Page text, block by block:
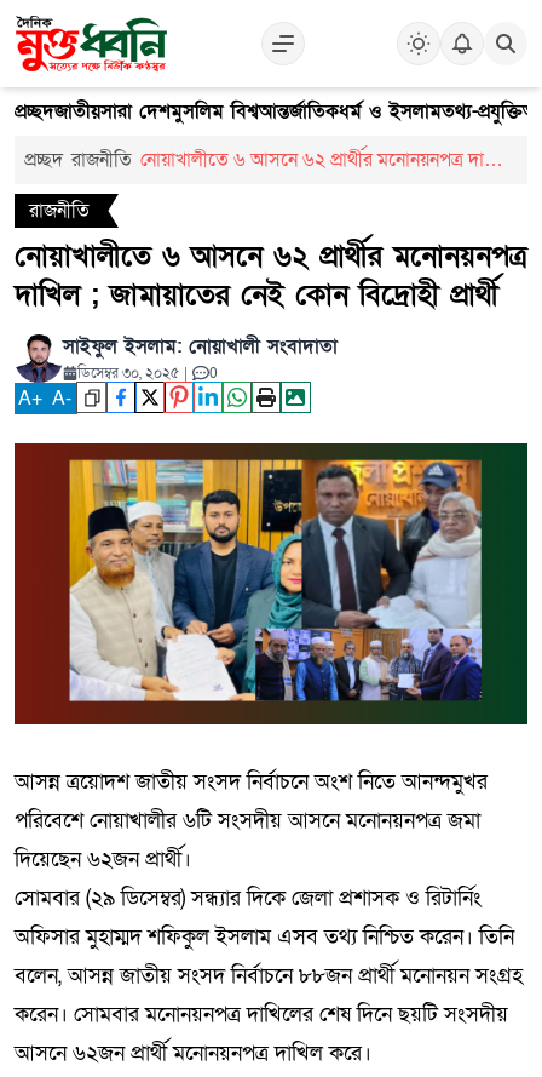
প্রচ্ছদজাতীয়সারা দেশমুসলিম বিশ্বআন্তর্জাতিকধর্ম ও ইসলামতথ্য-প্রযুক্তি
প্রচ্ছদ রাজনীতি নোয়াখালীতে ৬ আসনে ৬২ প্রার্থীর মনোনয়নপত্র দাখিল
রাজনীতি
নোয়াখালীতে ৬ আসনে ৬২ প্রার্থীর মনোনয়নপত্র
দাখিল ; জামায়াতের নেই কোন বিদ্রোহী প্রার্থী
সাইফুল ইসলাম: নোয়াখালী সংবাদাতা
ডিসেম্বর ৩০, ২০২৫ | 0
A+ A-
আসন্ন ত্রয়োদশ জাতীয় সংসদ নির্বাচনে অংশ নিতে আনন্দমুখর
পরিবেশে নোয়াখালীর ৬টি সংসদীয় আসনে মনোনয়নপত্র জমা
দিয়েছেন ৬২জন প্রার্থী।
সোমবার (২৯ ডিসেম্বর) সন্ধ্যার দিকে জেলা প্রশাসক ও রিটার্নিং
অফিসার মুহাম্মদ শফিকুল ইসলাম এসব তথ্য নিশ্চিত করেন। তিনি
বলেন, আসন্ন জাতীয় সংসদ নির্বাচনে ৮৮জন প্রার্থী মনোনয়ন সংগ্রহ
করেন। সোমবার মনোনয়নপত্র দাখিলের শেষ দিনে ছয়টি সংসদীয়
আসনে ৬২জন প্রার্থী মনোনয়নপত্র দাখিল করে।